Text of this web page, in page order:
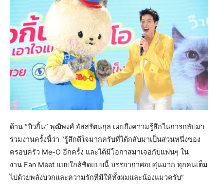
ด้าน “บิวกิ้น” พุฒิพงศ์ อัสสรัตนกุล เผยถึงความรู้สึกในการกลับมา
ร่วมงานครั้งนี้ว่า “รู้สึกดีใจมากครับที่ได้กลับมาเป็นส่วนหนึ่งของ
ครอบครัว Me-O อีกครั้ง และได้มีโอกาสมาเจอกับแฟนๆ ใน
งาน Fan Meet แบบใกล้ชิดแบบนี้ บรรยากาศอบอุ่นมาก ทุกคนเต็ม
ไปด้วยพลังบวกและความรักที่มีให้ทั้งผมและน้องแมวครับ”